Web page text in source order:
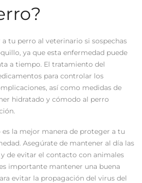
tu perro al veterinario si sospechas
ya que esta enfermedad puede
a tiempo. El tratamiento del
para controlar los
así como medidas de
hidratado y cómodo al perro
la mejor manera de proteger a tu
Asegúrate de mantener al día las
de evitar el contacto con animales
importante mantener una buena
evitar la propagación del virus del